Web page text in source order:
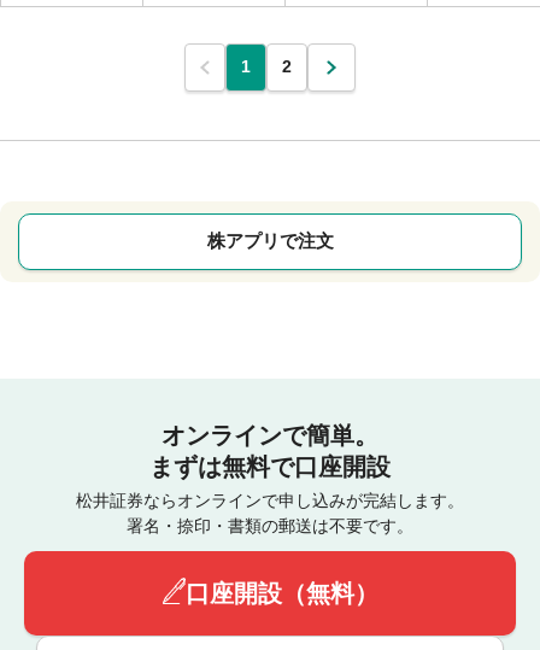
1 2
株アプリで注文
オンラインで簡単。
まずは無料で口座開設
松井証券ならオンラインで申し込みが完結します。
署名・捺印・書類の郵送は不要です。
口座開設（無料）